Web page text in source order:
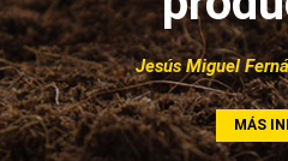
Jesús Miguel
MÁS